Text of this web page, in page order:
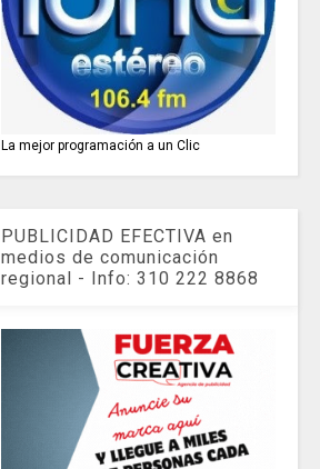
La mejor programación a un Clic
PUBLICIDAD EFECTIVA en
medios de comunicación
regional - Info: 310 222 8868